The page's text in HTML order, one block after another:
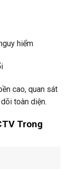
hiểm
cao, quan sát
toàn diện.
Trong